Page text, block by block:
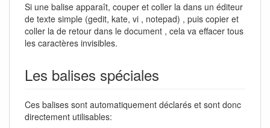
Si une balise apparaît, couper et coller la dans un éditeur
de texte simple (gedit, kate, vi , notepad) , puis copier et
coller la de retour dans le document , cela va effacer tous
les caractères invisibles.
Les balises spéciales
Ces balises sont automatiquement déclarés et sont donc
directement utilisables: